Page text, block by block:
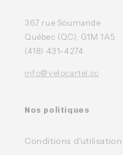
367 rue Soumande
Québec (QC), G1M 1A5
(418) 431-4274
info@velocartel.cc
Nos politiques
Conditions d'utilisation